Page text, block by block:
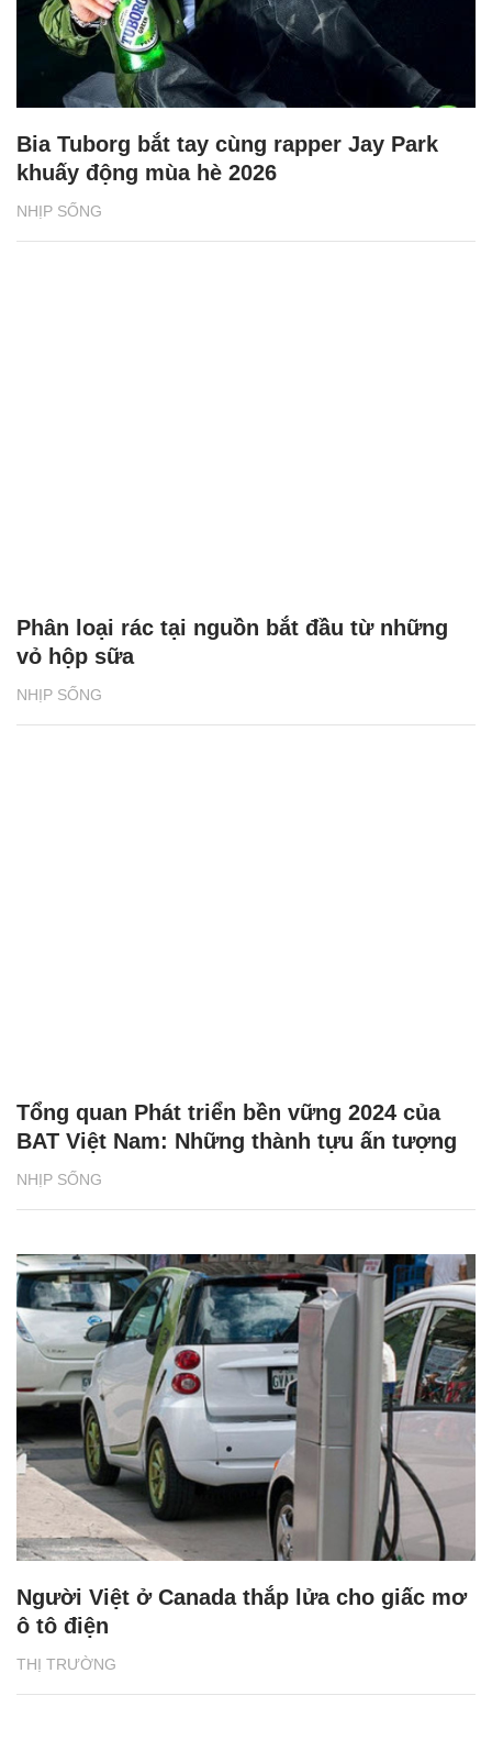
NHỊP SỐNG
Bia Tuborg bắt tay cùng rapper Jay Park
khuấy động mùa hè 2026
NHỊP SỐNG
Phân loại rác tại nguồn bắt đầu từ những
vỏ hộp sữa
NHỊP SỐNG
Tổng quan Phát triển bền vững 2024 của
BAT Việt Nam: Những thành tựu ấn tượng
THỊ TRƯỜNG
Người Việt ở Canada thắp lửa cho giấc mơ
ô tô điện